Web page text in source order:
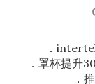
．
．罩杯提升
．